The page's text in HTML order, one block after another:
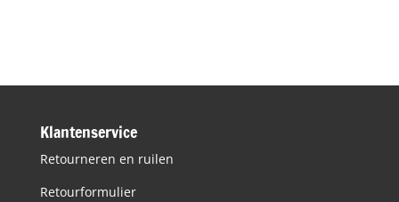
Klantenservice
Retourneren en ruilen
Retourformulier